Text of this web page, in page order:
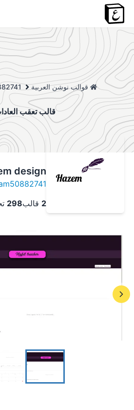
قوالب نوشن العربية
قالب تعقب
design
2 قالب298